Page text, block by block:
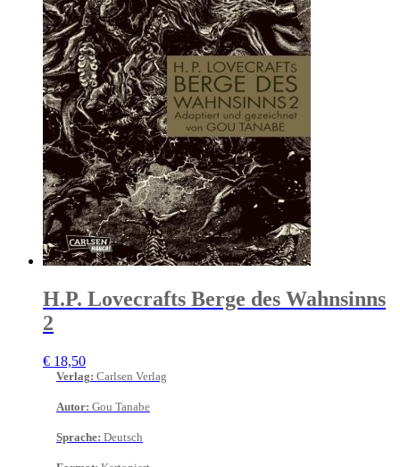
H.P. Lovecrafts Berge des Wahnsinns
2
€ 18,50
Verlag: Carlsen Verlag
Autor: Gou Tanabe
Sprache: Deutsch